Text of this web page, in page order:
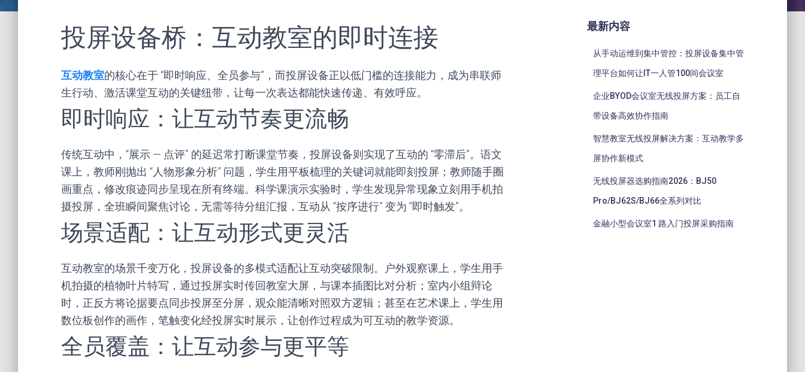
投屏设备桥：互动教室的即时连接
互动教室的核心在于 “即时响应、全员参与”，而投屏设备正以低门槛的连接能力，成为串联师
生行动、激活课堂互动的关键纽带，让每一次表达都能快速传递、有效呼应。
即时响应：让互动节奏更流畅
传统互动中，“展示 — 点评” 的延迟常打断课堂节奏，投屏设备则实现了互动的 “零滞后”。语文
课上，教师刚抛出 “人物形象分析” 问题，学生用平板梳理的关键词就能即刻投屏；教师随手圈
画重点，修改痕迹同步呈现在所有终端。科学课演示实验时，学生发现异常现象立刻用手机拍
摄投屏，全班瞬间聚焦讨论，无需等待分组汇报，互动从 “按序进行” 变为 “即时触发”。
场景适配：让互动形式更灵活
互动教室的场景千变万化，投屏设备的多模式适配让互动突破限制。户外观察课上，学生用手
机拍摄的植物叶片特写，通过投屏实时传回教室大屏，与课本插图比对分析；室内小组辩论
时，正反方将论据要点同步投屏至分屏，观众能清晰对照双方逻辑；甚至在艺术课上，学生用
数位板创作的画作，笔触变化经投屏实时展示，让创作过程成为可互动的教学资源。
全员覆盖：让互动参与更平等
最新内容
从手动运维到集中管控：投屏设备集中管
理平台如何让IT一人管100间会议室
企业BYOD会议室无线投屏方案：员工自
带设备高效协作指南
智慧教室无线投屏解决方案：互动教学多
屏协作新模式
无线投屏器选购指南2026：BJ50
Pro/BJ62S/BJ66全系列对比
金融小型会议室1 路入门投屏采购指南